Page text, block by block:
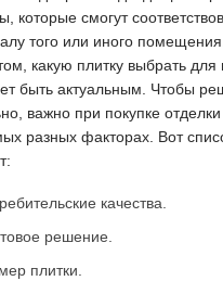
которые смогут
того или иного
какую плитку выбрать для
быть актуальным. Чтобы
важно при покупке отделки
разных факторах. Вот
качества.
решение.
плитки.